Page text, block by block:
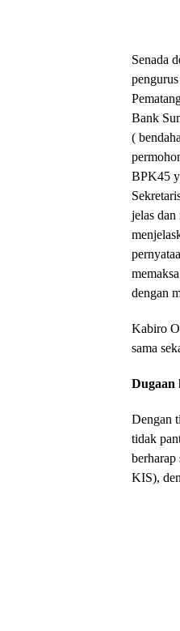
Senada
Bank
(
BPK45
jelas
dengan
Kabiro
sama
Dugaan
Dengan
tidak
KIS),